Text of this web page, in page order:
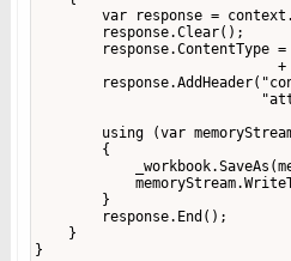
var response =
        response.Clear();
response.ContentType
using (var
        {
        }
        response.End();
    }
}